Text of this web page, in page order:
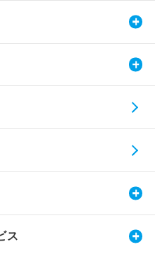
ス